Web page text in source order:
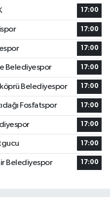
17:00
17:00
17:00
Belediyespor 17:00
Belediyespor 17:00
Fosfatspor 17:00
17:00
17:00
Belediyespor 17:00